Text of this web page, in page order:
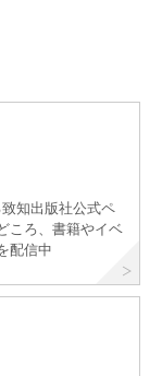
知出版社公式ペ
ころ、書籍やイベ
配信中